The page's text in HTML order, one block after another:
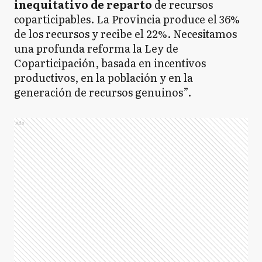
inequitativo de reparto de recursos
coparticipables. La Provincia produce el 36%
de los recursos y recibe el 22%. Necesitamos
una profunda reforma la Ley de
Coparticipación, basada en incentivos
productivos, en la población y en la
generación de recursos genuinos”.
Ads